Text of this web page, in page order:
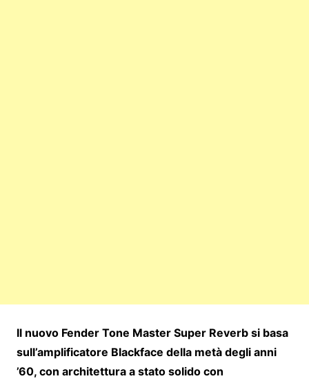
Il nuovo Fender Tone Master Super Reverb si basa
sull’amplificatore Blackface della metà degli anni
’60, con architettura a stato solido con